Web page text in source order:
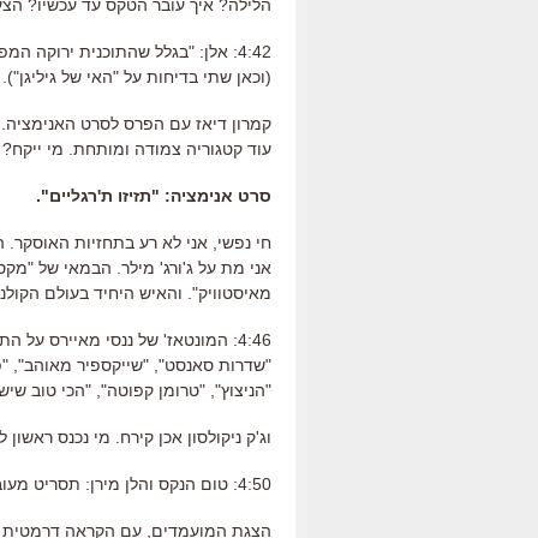
הלילה? איך עובר הטקס עד עכשיו?
4:42: אלן: "בגלל שהתוכנית
(וכאן שתי בדיחות על "האי של גיליגן").
קמרון דיאז עם הפרס לסרט האנימציה.
עוד קטגוריה צמודה ומותחת. מי
סרט אנימציה: "תזיזו ת'רגליים".
חי נפשי, אני לא רע בתחזיות
אני מת על ג'ורג' מילר. הבמאי של
מאיסטוויק". והאיש היחיד בעולם
4:46: המונטאז' של ננסי מאיירס
"שדרות סאנסט", "שייקספיר מאוהב",
"הניצוץ", "טרומן קפוטה", "הכי טוב
וג'ק ניקולסון אכן קירח. מי נכנס
4:50: טום הנקס והלן מירן: תסריט מעובד.
הצגת המועמדים, עם הקראה דרמטית